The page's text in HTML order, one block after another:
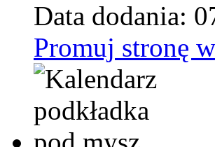
Data dodania:
Promuj stronę